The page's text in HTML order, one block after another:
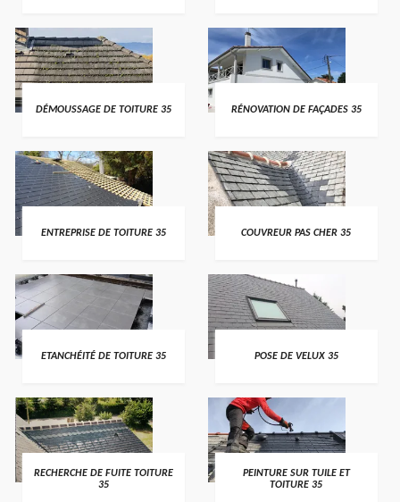
DÉMOUSSAGE DE TOITURE 35 RÉNOVATION DE FAÇADES 35
ENTREPRISE DE TOITURE 35 COUVREUR PAS CHER 35
ETANCHÉITÉ DE TOITURE 35 POSE DE VELUX 35
RECHERCHE DE FUITE TOITURE
35
PEINTURE SUR TUILE ET
TOITURE 35